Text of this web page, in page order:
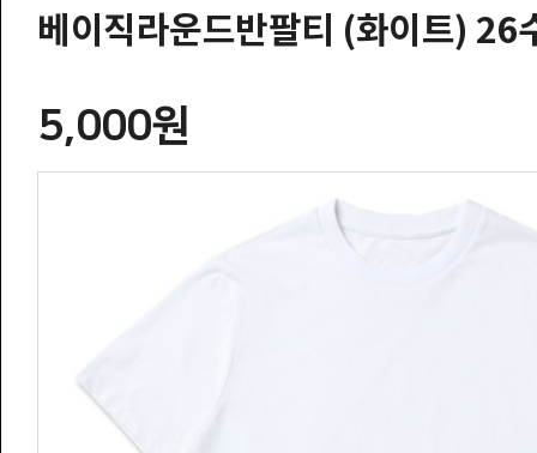
베이직라운드반팔티 (화이트) 26
5,000원